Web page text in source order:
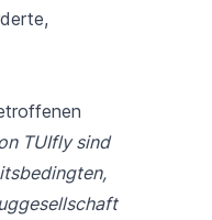
TUIfly sind